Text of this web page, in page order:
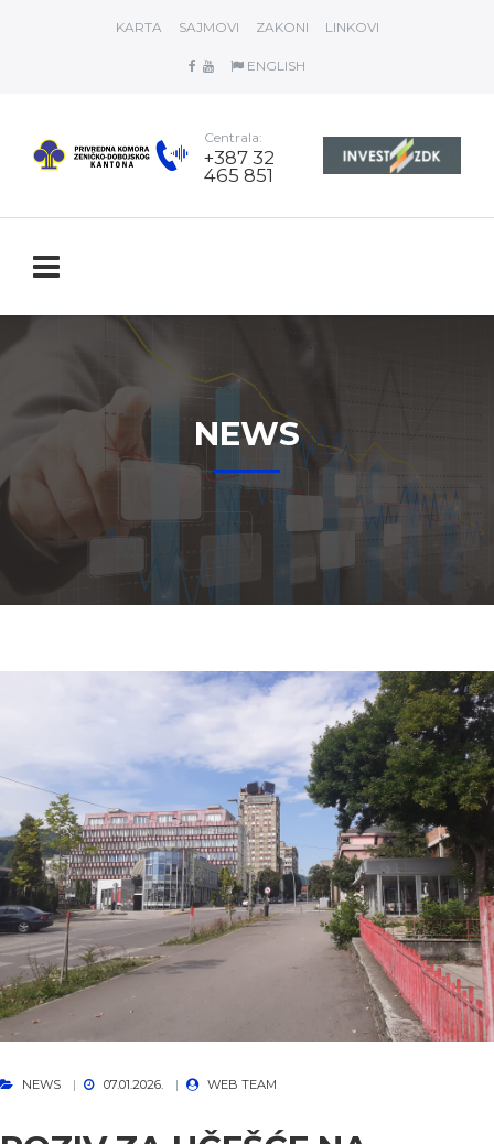
KARTA SAJMOVI ZAKONI LINKOVI
ENGLISH
Centrala:
+387 32
465 851
NEWS
NEWS 07.01.2026. WEB TEAM